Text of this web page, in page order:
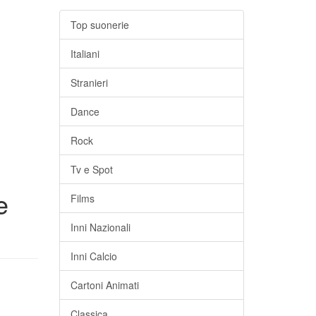
Top suonerie
Italiani
Stranieri
Dance
Rock
Tv e Spot
Films
Inni Nazionali
Inni Calcio
Cartoni Animati